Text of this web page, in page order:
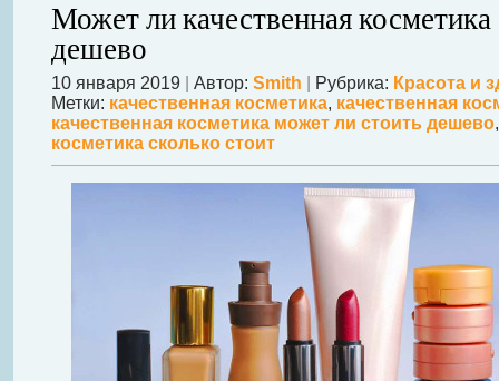
Может ли качественная косметика
дешево
10 января 2019 Автор: Smith Рубрика: Красота и
Метки: качественная косметика, качественная
качественная косметика может ли стоить дешево
косметика сколько стоит